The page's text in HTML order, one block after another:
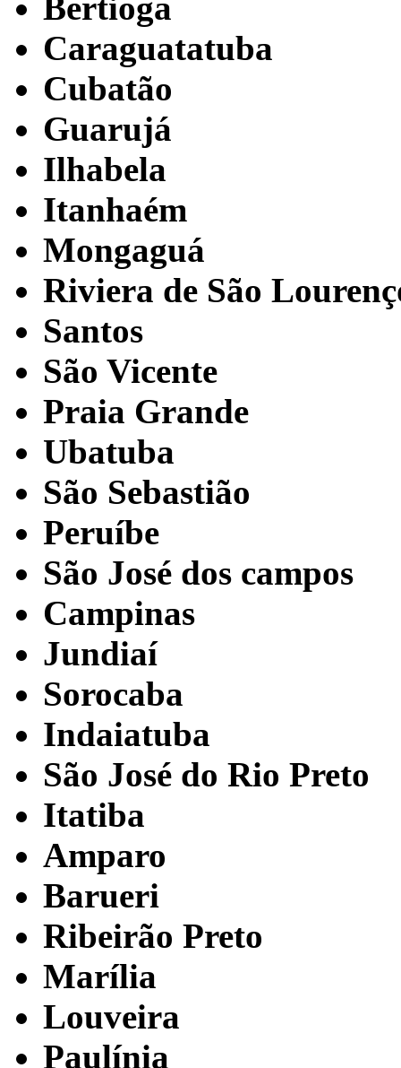
Caraguatatuba
Cubatão
Guarujá
Ilhabela
Itanhaém
Mongaguá
Riviera de São
Santos
São Vicente
Praia Grande
Ubatuba
São Sebastião
Peruíbe
São José dos campos
Campinas
Jundiaí
Sorocaba
Indaiatuba
São José do Rio Preto
Itatiba
Amparo
Barueri
Ribeirão Preto
Marília
Louveira
Paulínia